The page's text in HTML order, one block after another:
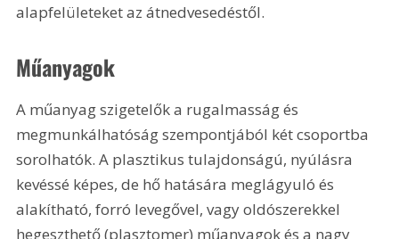
alapfelületeket az átnedvesedéstől.
Műanyagok
A műanyag szigetelők a rugalmasság és
megmunkálhatóság szempontjából két csoportba
sorolhatók. A plasztikus tulajdonságú, nyúlásra
kevéssé képes, de hő hatására meglágyuló és
alakítható, forró levegővel, vagy oldószerekkel
hegeszthető (plasztomer) műanyagok és a nagy